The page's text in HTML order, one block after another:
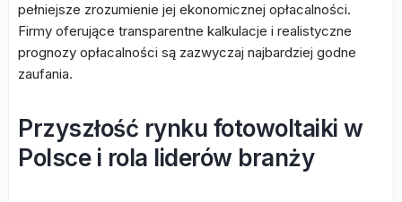
pełniejsze zrozumienie jej ekonomicznej opłacalności.
Firmy oferujące transparentne kalkulacje i realistyczne
prognozy opłacalności są zazwyczaj najbardziej godne
zaufania.
Przyszłość rynku fotowoltaiki w
Polsce i rola liderów branży